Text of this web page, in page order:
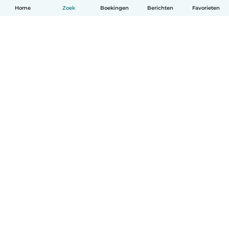
Home Zoek Boekingen Berichten Favorieten